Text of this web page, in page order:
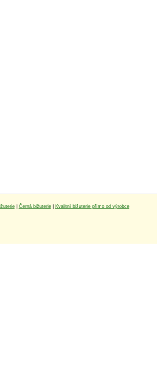
| Černá bižuterie|
Kvalitní bižuterie přímo od výrobce